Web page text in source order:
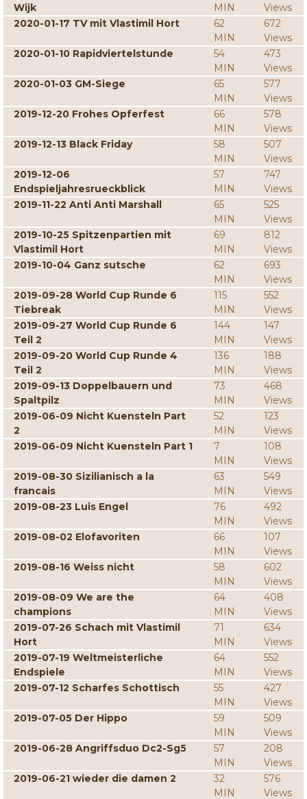
Wijk
MIN
Views
2020-01-17 TV mit Vlastimil Hort
62
MIN
672
Views
2020-01-10 Rapidviertelstunde
54
MIN
473
Views
2020-01-03 GM-Siege
65
MIN
577
Views
2019-12-20 Frohes Opferfest
66
MIN
578
Views
2019-12-13 Black Friday
58
MIN
507
Views
2019-12-06
Endspieljahresrueckblick
57
MIN
747
Views
2019-11-22 Anti Anti Marshall
65
MIN
525
Views
2019-10-25 Spitzenpartien mit
Vlastimil Hort
69
MIN
812
Views
2019-10-04 Ganz sutsche
62
MIN
693
Views
2019-09-28 World Cup Runde 6
Tiebreak
115
MIN
552
Views
2019-09-27 World Cup Runde 6
Teil 2
144
MIN
147
Views
2019-09-20 World Cup Runde 4
Teil 2
136
MIN
188
Views
2019-09-13 Doppelbauern und
Spaltpilz
73
MIN
468
Views
2019-06-09 Nicht Kuensteln Part
2
52
MIN
123
Views
2019-06-09 Nicht Kuensteln Part 1
7
MIN
108
Views
2019-08-30 Sizilianisch a la
francais
63
MIN
549
Views
2019-08-23 Luis Engel
76
MIN
492
Views
2019-08-02 Elofavoriten
66
MIN
107
Views
2019-08-16 Weiss nicht
58
MIN
602
Views
2019-08-09 We are the
champions
64
MIN
408
Views
2019-07-26 Schach mit Vlastimil
Hort
71
MIN
634
Views
2019-07-19 Weltmeisterliche
Endspiele
64
MIN
552
Views
2019-07-12 Scharfes Schottisch
55
MIN
427
Views
2019-07-05 Der Hippo
59
MIN
509
Views
2019-06-28 Angriffsduo Dc2-Sg5
57
MIN
208
Views
2019-06-21 wieder die damen 2
32
MIN
576
Views